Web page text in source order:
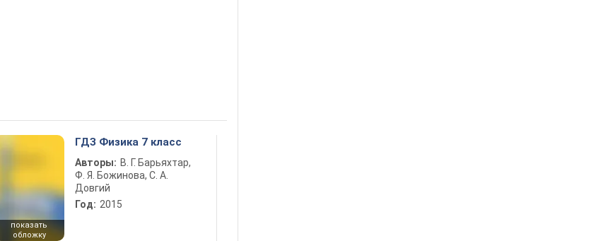
показать
обложку
ГДЗ Физика 7 класс
Авторы: В. Г. Барьяхтар,
Ф. Я. Божинова, С. А.
Довгий
Год: 2015